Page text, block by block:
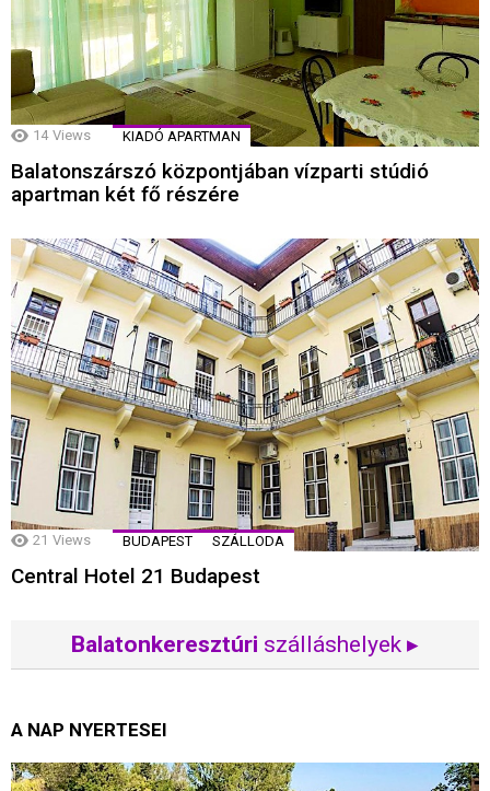
14 Views KIADÓ APARTMAN
Balatonszárszó központjában vízparti stúdió
apartman két fő részére
21 Views BUDAPEST SZÁLLODA
Central Hotel 21 Budapest
Balatonkeresztúri szálláshelyek ▸
A NAP NYERTESEI